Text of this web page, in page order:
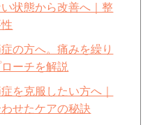
状態から改善へ｜整
の方へ。痛みを繰り
ーチを解説
を克服したい方へ｜
せたケアの秘訣